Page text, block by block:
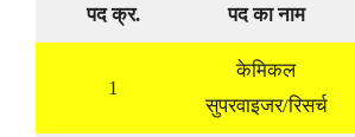
पद क्र. पद का नाम
1
केमिकल
सुपरवाइजर/रिसर्च